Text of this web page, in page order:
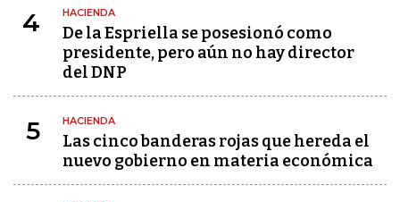
4 HACIENDA
De la Espriella se posesionó como
presidente, pero aún no hay director
del DNP
5 HACIENDA
Las cinco banderas rojas que hereda el
nuevo gobierno en materia económica